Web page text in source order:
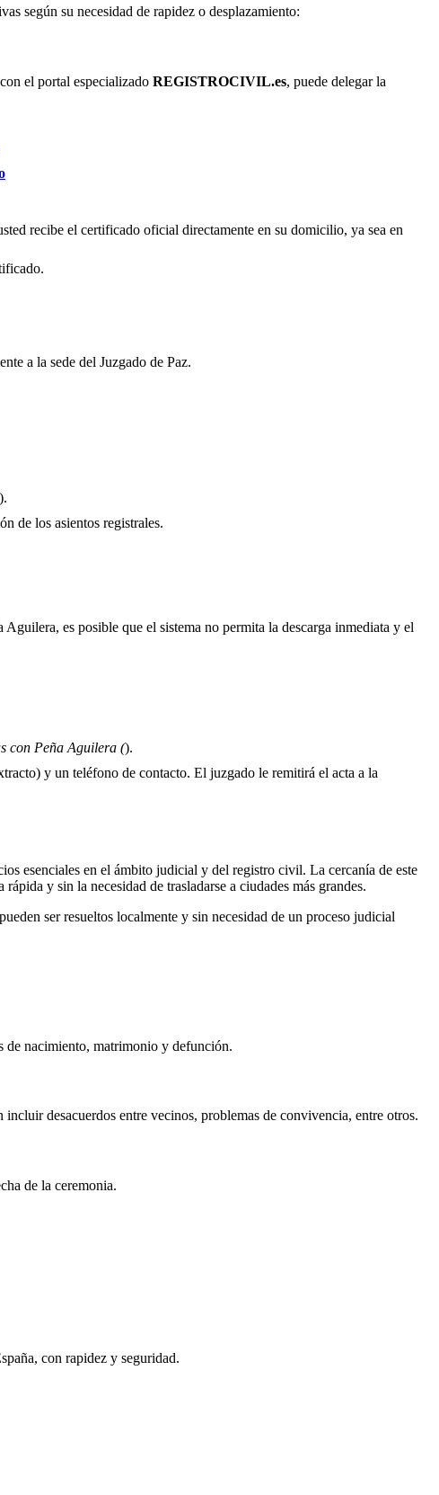
según su necesidad de rapidez o desplazamiento:
el portal especializado REGISTROCIVIL.es, puede delegar la
recibe el certificado oficial directamente en su domicilio, ya sea en
a la sede del Juzgado de Paz.
de los asientos registrales.
es posible que el sistema no permita la descarga inmediata y el
con Peña Aguilera ().
y un teléfono de contacto. El juzgado le remitirá el acta a la
esenciales en el ámbito judicial y del registro civil. La cercanía de este
y sin la necesidad de trasladarse a ciudades más grandes.
ser resueltos localmente y sin necesidad de un proceso judicial
nacimiento, matrimonio y defunción.
desacuerdos entre vecinos, problemas de convivencia, entre otros.
de la ceremonia.
con rapidez y seguridad.